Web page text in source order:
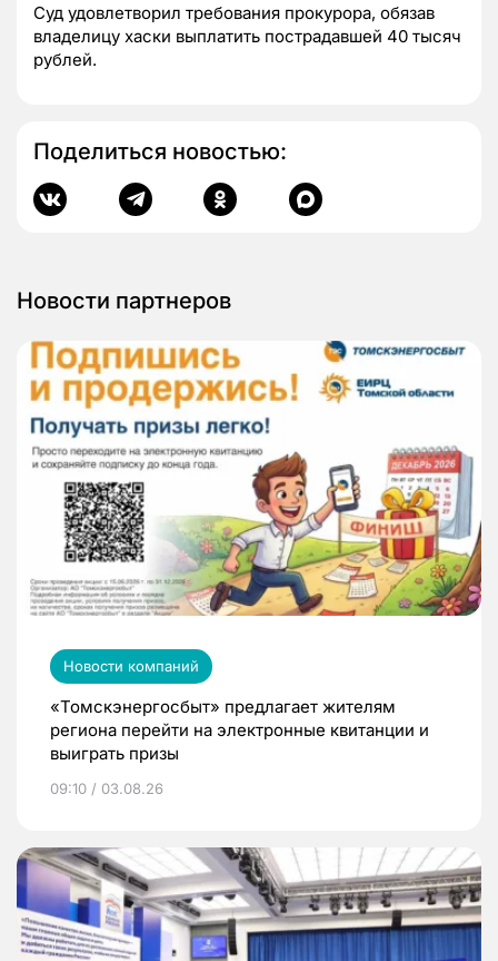
Суд удовлетворил требования прокурора, обязав
владелицу хаски выплатить пострадавшей 40 тысяч
рублей.
Поделиться новостью:
Новости партнеров
Новости компаний
«Томскэнергосбыт» предлагает жителям
региона перейти на электронные квитанции и
выиграть призы
09:10 / 03.08.26